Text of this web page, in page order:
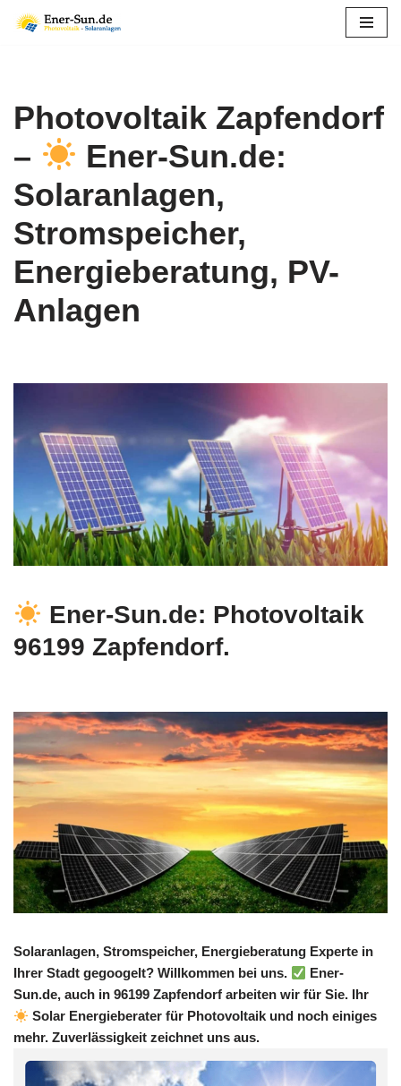
Photovoltaik Zapfendorf
–
Ener-Sun.de:
Solaranlagen,
Stromspeicher,
Energieberatung, PV-
Anlagen
Ener-Sun.de: Photovoltaik
96199 Zapfendorf.
Solaranlagen, Stromspeicher, Energieberatung Experte in
Ihrer Stadt gegoogelt? Willkommen bei uns.
Ener-
Sun.de, auch in 96199 Zapfendorf arbeiten wir für Sie. Ihr
Solar Energieberater für Photovoltaik und noch einiges
mehr. Zuverlässigkeit zeichnet uns aus.